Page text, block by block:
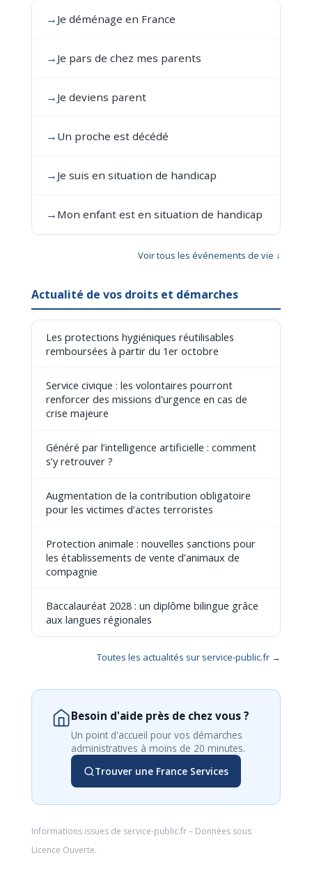
→ Je déménage en France
→ Je pars de chez mes parents
→ Je deviens parent
→ Un proche est décédé
→ Je suis en situation de handicap
→ Mon enfant est en situation de handicap
Voir tous les événements de vie ↓
Actualité de vos droits et démarches
Les protections hygiéniques réutilisables
remboursées à partir du 1er octobre
Service civique : les volontaires pourront
renforcer des missions d'urgence en cas de
crise majeure
Généré par l’intelligence artificielle : comment
s’y retrouver ?
Augmentation de la contribution obligatoire
pour les victimes d’actes terroristes
Protection animale : nouvelles sanctions pour
les établissements de vente d’animaux de
compagnie
Baccalauréat 2028 : un diplôme bilingue grâce
aux langues régionales
Toutes les actualités sur service-public.fr →
Besoin d'aide près de chez vous ?
Un point d'accueil pour vos démarches
administratives à moins de 20 minutes.
Trouver une France Services
Informations issues de service-public.fr– Données sous
Licence Ouverte.